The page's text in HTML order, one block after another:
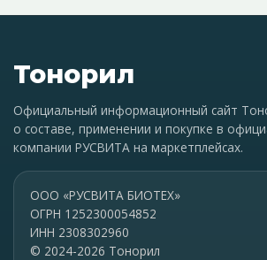
Тонорил
Официальный информационный сайт
о составе, применении и покупке в
компании РУСВИТА на маркетплейсах.
ООО «РУСВИТА БИОТЕХ»
ОГРН 1252300054852
ИНН 2308302960
© 2024-2026 Тонорил